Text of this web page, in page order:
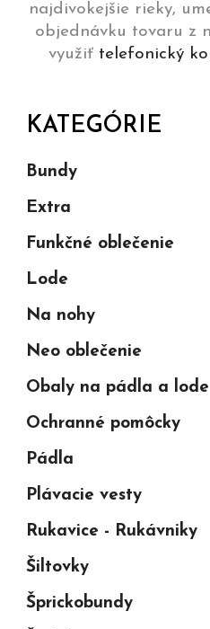
najdivokejšie rieky,
objednávku tovaru z
využiť telefonický
KATEGÓRIE
Bundy
Extra
Funkčné oblečenie
Lode
Na nohy
Neo oblečenie
Obaly na pádla a lode
Ochranné pomôcky
Pádla
Plávacie vesty
Rukavice - Rukávniky
Šiltovky
Šprickobundy